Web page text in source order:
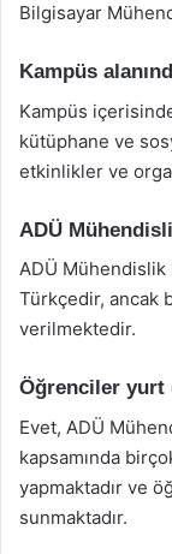
Bilgisayar
Kampüs
Kampüs
kütüphane ve
etkinlikler ve
ADÜ
ADÜ
Türkçedir, ancak
verilmektedir.
Öğrenciler yurt
Evet, ADÜ
kapsamında
yapmaktadır ve
sunmaktadır.